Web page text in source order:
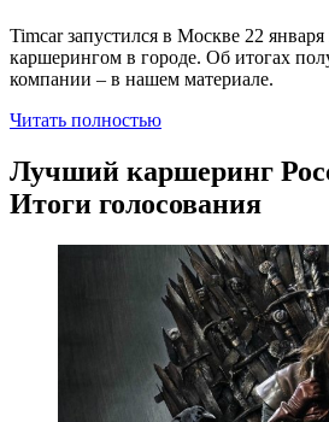
Timcar запустился в Москве 22
каршерингом в городе. Об итогах
компании – в нашем материале.
Читать полностью
Лучший каршеринг
Итоги голосования